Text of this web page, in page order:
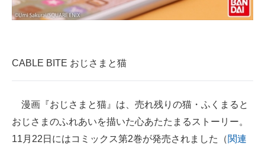
AI活用のいまが分かる
マーケ×ITの今がよく分かる
ITエンジニア向け専門サイト
CABLE BITE おじさまと猫
漫画『おじさまと猫』は、売れ残りの猫・ふくまると
おじさまのふれあいを描いた心あたたまるストーリー。
11月22日にはコミックス第2巻が発売されました（関連